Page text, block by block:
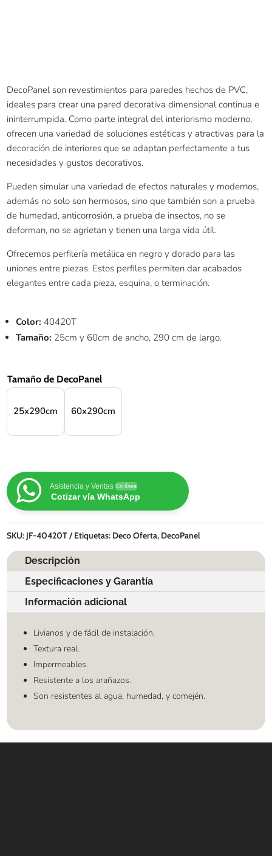
DecoPanel son revestimientos para paredes hechos de PVC,
ideales para crear una pared decorativa dimensional continua e
ininterrumpida. Como parte integral del interiorismo moderno,
ofrecen una variedad de soluciones estéticas y atractivas para la
decoración de interiores que se adaptan perfectamente a tus
necesidades y gustos decorativos.
Pueden simular una variedad de efectos naturales y modernos,
además no solo son hermosos, sino que también son a prueba
de humedad, anticorrosión, a prueba de insectos, no se
deforman, no se agrietan y tienen una larga vida útil.
Ofrecemos perfilería metálica en negro y dorado para las
uniones entre piezas. Estos perfiles permiten dar acabados
elegantes entre cada pieza, esquina, o terminación.
Color: 40420T
Tamaño: 25cm y 60cm de ancho, 290 cm de largo.
Tamaño de DecoPanel
25x290cm 60x290cm
Asistencia y Ventas En línea
Cotizar vía WhatsApp
SKU: JF-40420T Etiquetas: Deco Oferta, DecoPanel
Descripción
Especificaciones y Garantía
Información adicional
Livianos y de fácil de instalación.
Textura real.
Impermeables.
Resistente a los arañazos.
Son resistentes al agua, humedad, y comején.